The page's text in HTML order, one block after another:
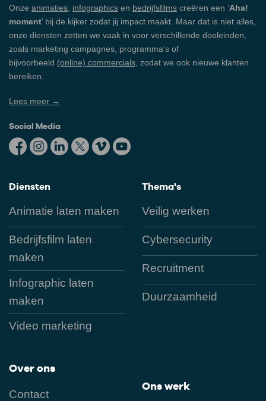
Onze animaties infographics en bedrijfsfilms creëren een ‘Aha!
moment’ bij de kijker zodat jij impact maakt. Maar dat is niet alles,
onze diensten zetten we vaak in voor verschillende doeleinden,
zoals marketing campagnes, programma's of
bijvoorbeeld (online) commercials , zodat we ook nieuwe klanten
bereiken.
Lees meer →
Social Media
Diensten
Animatie laten maken
Bedrijfsfilm laten
maken
Infographic laten
maken
Video marketing
Over ons
Contact
Thema's
Veilig werken
Cybersecurity
Recruitment
Duurzaamheid
Ons werk